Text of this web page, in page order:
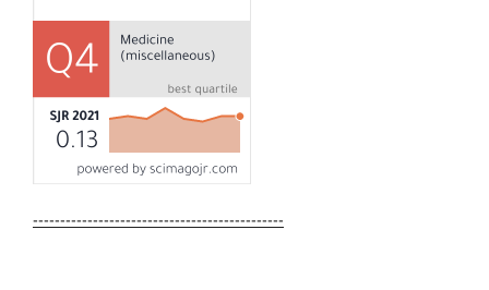
----------------------------------------------